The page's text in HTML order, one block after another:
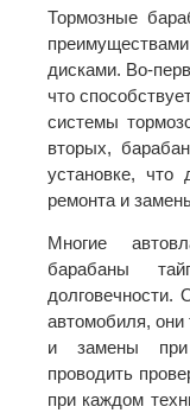
Тормозные
дисками. Во-
что
системы
вторых,
установке,
ремонта и
Многие
барабаны
долговечности.
автомобиля, они
и замены при
проводить
при каждом